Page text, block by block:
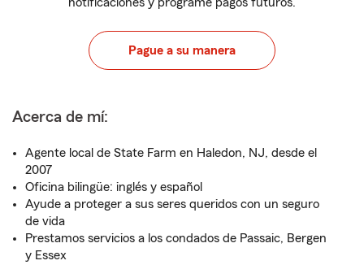
Pague a su manera
Acerca de mí:
Agente local de State Farm en Haledon, NJ, desde el
2007
Oficina bilingüe: inglés y español
Ayude a proteger a sus seres queridos con un seguro
de vida
Prestamos servicios a los condados de Passaic, Bergen
y Essex